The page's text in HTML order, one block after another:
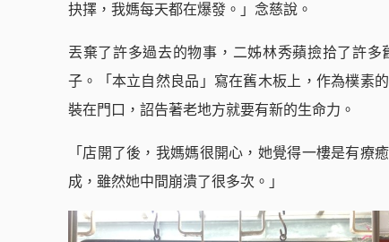
抉擇，我媽每天都在爆發。」念慈說。
丟棄了許多過去的物事，二姊林秀蘋撿拾了許
子。「本立自然良品」寫在舊木板上，作為樸素
裝在門口，詔告著老地方就要有新的生命力。
「店開了後，我媽媽很開心，她覺得一樓是有療
成，雖然她中間崩潰了很多次。」